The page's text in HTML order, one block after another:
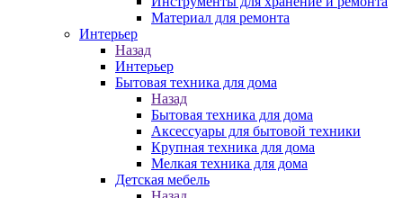
Материал для ремонта
Интерьер
Назад
Интерьер
Бытовая техника для дома
Назад
Бытовая техника для дома
Аксессуары для бытовой техники
Крупная техника для дома
Мелкая техника для дома
Детская мебель